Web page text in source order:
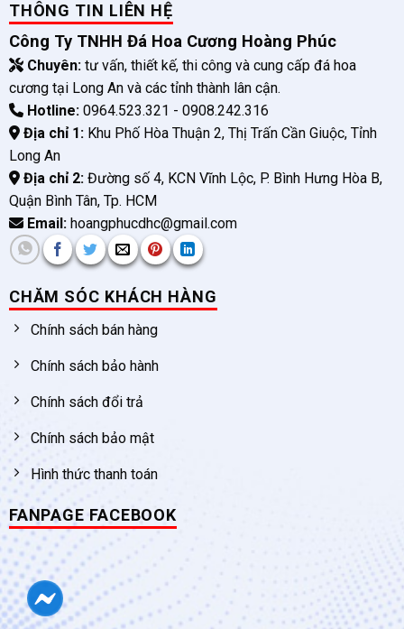
THÔNG TIN LIÊN HỆ
Công Ty TNHH Đá Hoa Cương Hoàng Phúc
Chuyên:tư vấn, thiết kế, thi công và cung cấp đá hoa
cương tại Long An và các tỉnh thành lân cận.
Hotline:0964.523.321 - 0908.242.316
Địa chỉ 1:Khu Phố Hòa Thuận 2, Thị Trấn Cần Giuộc, Tỉnh
Long An
Địa chỉ 2:Đường số 4, KCN Vĩnh Lộc, P. Bình Hưng Hòa B,
Quận Bình Tân, Tp. HCM
Email:hoangphucdhc@gmail.com
CHĂM SÓC KHÁCH HÀNG
Chính sách bán hàng
Chính sách bảo hành
Chính sách đổi trả
Chính sách bảo mật
Hình thức thanh toán
FANPAGE FACEBOOK